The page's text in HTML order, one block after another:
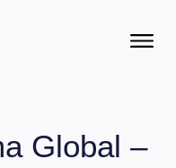
Global –